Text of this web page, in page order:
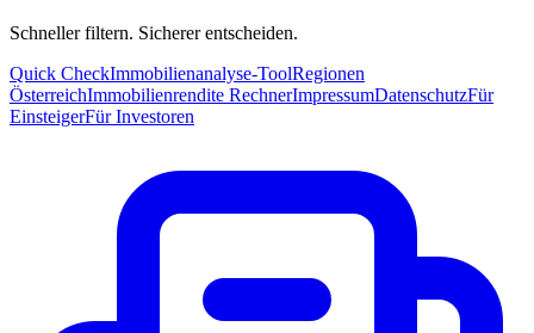
Schneller filtern. Sicherer entscheiden.
Quick CheckImmobilienanalyse-ToolRegionen
ÖsterreichImmobilienrendite RechnerImpressumDatenschutzFür
EinsteigerFür Investoren